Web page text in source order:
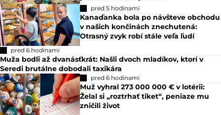
pred 5 hodinami
Kanaďanka bola po návšteve obchodu
v našich končinách znechutená:
Otrasný zvyk robí stále veľa ľudí
pred 6 hodinami
Muža bodli až dvanásťkrát: Našli dvoch mladíkov, ktorí v
Seredi brutálne dobodali taxikára
pred 6 hodinami
Muž vyhral 273 000 000 € v lotérii:
Želal si „roztrhať tiket“, peniaze mu
zničili život